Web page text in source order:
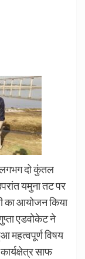
दो कुंतल
यमुना तट पर
का आयोजन किया
एडवोकेट ने
महत्वपूर्ण विषय
साफ